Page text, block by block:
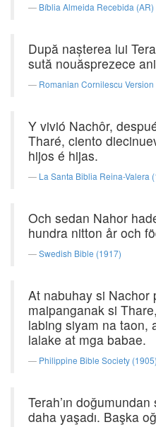
Bíblia Almeida Recebida (AR)
După naşterea lui
sută nouăsprezece
Romanian Cornilescu Version
Y vivió Nachôr,
Tharé, ciento
hijos é hijas.
La Santa Biblia Reina-Valera
Och sedan Nahor
hundra nitton år och
Swedish Bible (1917)
At nabuhay si Nachor
maipanganak si
labing siyam na taon,
lalake at mga babae.
Philippine Bible Society (1905)
Terah’ın
daha yaşadı. Başka